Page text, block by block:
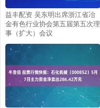
益丰配资 吴东明出席浙江省冶
金有色行业协会第五届第五次理
事（扩大）会议